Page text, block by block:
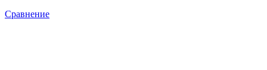
Сравнение